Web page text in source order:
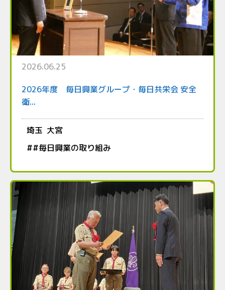
2026.06.25
2026年度 毎日興業グループ・毎日共栄会 安全
衛...
埼玉 大宮
##毎日興業の取り組み